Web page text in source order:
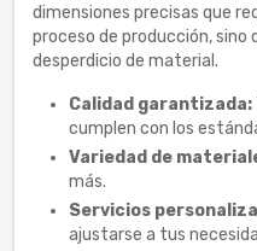
dimensiones precisas que
proceso de producción, sino
desperdicio de material.
Calidad garantizada:
cumplen con los
Variedad de
más.
Servicios
ajustarse a tus